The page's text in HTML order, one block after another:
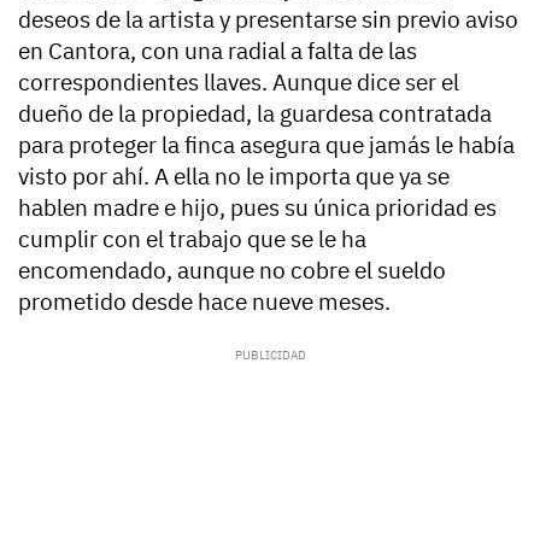
deseos de la artista y presentarse sin previo aviso
en Cantora, con una radial a falta de las
correspondientes llaves. Aunque dice ser el
dueño de la propiedad, la guardesa contratada
para proteger la finca asegura que jamás le había
visto por ahí. A ella no le importa que ya se
hablen madre e hijo, pues su única prioridad es
cumplir con el trabajo que se le ha
encomendado, aunque no cobre el sueldo
prometido desde hace nueve meses.